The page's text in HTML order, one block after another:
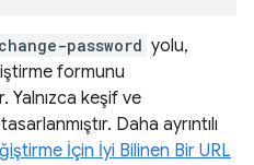
password yolu,
formunu
Yalnızca keşif ve
Daha ayrıntılı
İçin İyi Bilinen Bir URL